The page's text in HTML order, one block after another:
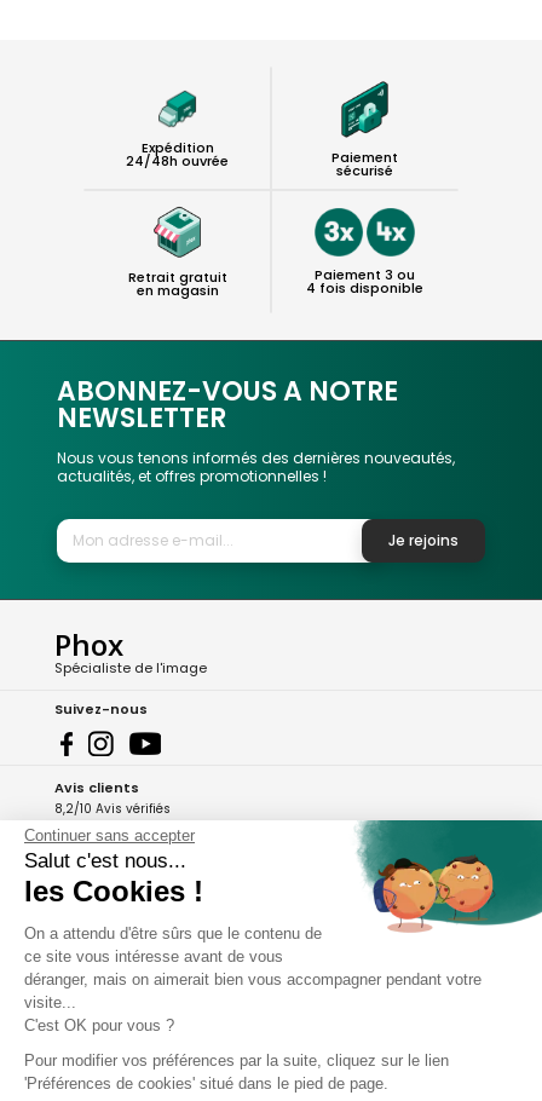
Expédition
24/48h ouvrée Paiement
sécurisé
Retrait gratuit
en magasin
Paiement 3 ou
4 fois disponible
ABONNEZ-VOUS A NOTRE
NEWSLETTER
Nous vous tenons informés des dernières nouveautés,
actualités, et offres promotionnelles !
Je rejoins
Phox
Spécialiste de l'image
Suivez-nous
Avis clients
8,2/10 Avis vérifiés
L'Appli Phox
A propos de Phox
Services et garanties
Continuer sans accepter
Salut c'est nous...
les Cookies !
On a attendu d'être sûrs que le contenu de
ce site vous intéresse avant de vous
déranger, mais on aimerait bien vous accompagner pendant votre
visite...
C'est OK pour vous ?
Pour modifier vos préférences par la suite, cliquez sur le lien
'Préférences de cookies' situé dans le pied de page.